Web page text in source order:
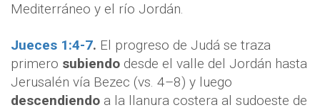
Mediterráneo y el río Jordán.
Jueces 1:4-7. El progreso de Judá se traza
primero subiendo desde el valle del Jordán hasta
Jerusalén vía Bezec (vs. 4–8) y luego
descendiendo a la llanura costera al sudoeste de